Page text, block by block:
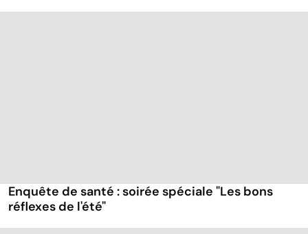
Enquête de santé : soirée spéciale "Les bons
réflexes de l'été"